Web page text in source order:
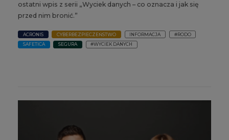
ostatni wpis z serii „Wyciek danych – co oznacza i jak się
przed nim bronić.”
ACRONIS CYBERBEZPIECZEŃSTWO INFORMACJA
#RODO
SAFETICA
SEGURA #WYCIEK DANYCH